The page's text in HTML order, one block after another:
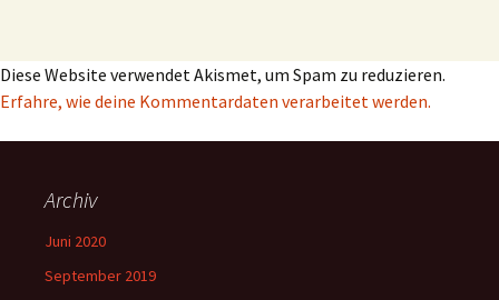
Diese Website verwendet Akismet, um Spam zu reduzieren.
Erfahre, wie deine Kommentardaten verarbeitet werden.
Archiv
Juni 2020
September 2019